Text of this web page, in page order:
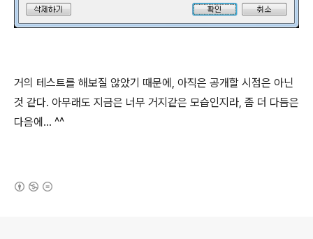
거의 테스트를 해보질 않았기 때문에, 아직은 공개할 시점은 아닌
것 같다. 아무래도 지금은 너무 거지같은 모습인지라, 좀 더 다듬은
다음에... ^^